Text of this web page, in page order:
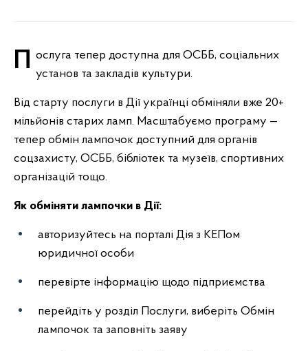
Послуга тепер доступна для ОСББ, соціальних установ та закладів культури.
Від старту послуги в Дії українці обміняли вже 20+
мільйонів старих ламп. Масштабуємо програму —
тепер обмін лампочок доступний для органів
соцзахисту, ОСББ, бібліотек та музеїв, спортивних
організацій тощо.
Як обміняти лампочки в Дії:
авторизуйтесь на порталі Дія з КЕПом
юридичної особи
перевірте інформацію щодо підприємства
перейдіть у розділ Послуги, виберіть Обмін
лампочок та заповніть заяву